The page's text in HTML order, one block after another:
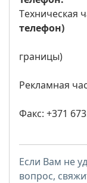
Tехническая
телефон​)
+371
границы)
Рекламная
Факс: +371
Если Вам не
вопрос,